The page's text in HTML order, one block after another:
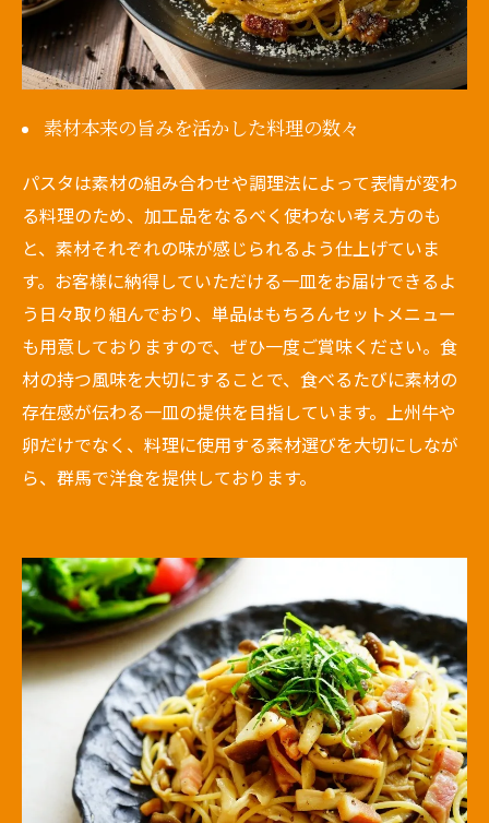
素材本来の旨みを活かした料理の数々
パスタは素材の組み合わせや調理法によって表情が変わ
る料理のため、加工品をなるべく使わない考え方のも
と、素材それぞれの味が感じられるよう仕上げていま
す。お客様に納得していただける一皿をお届けできるよ
う日々取り組んでおり、単品はもちろんセットメニュー
も用意しておりますので、ぜひ一度ご賞味ください。食
材の持つ風味を大切にすることで、食べるたびに素材の
存在感が伝わる一皿の提供を目指しています。上州牛や
卵だけでなく、料理に使用する素材選びを大切にしなが
ら、群馬で洋食を提供しております。